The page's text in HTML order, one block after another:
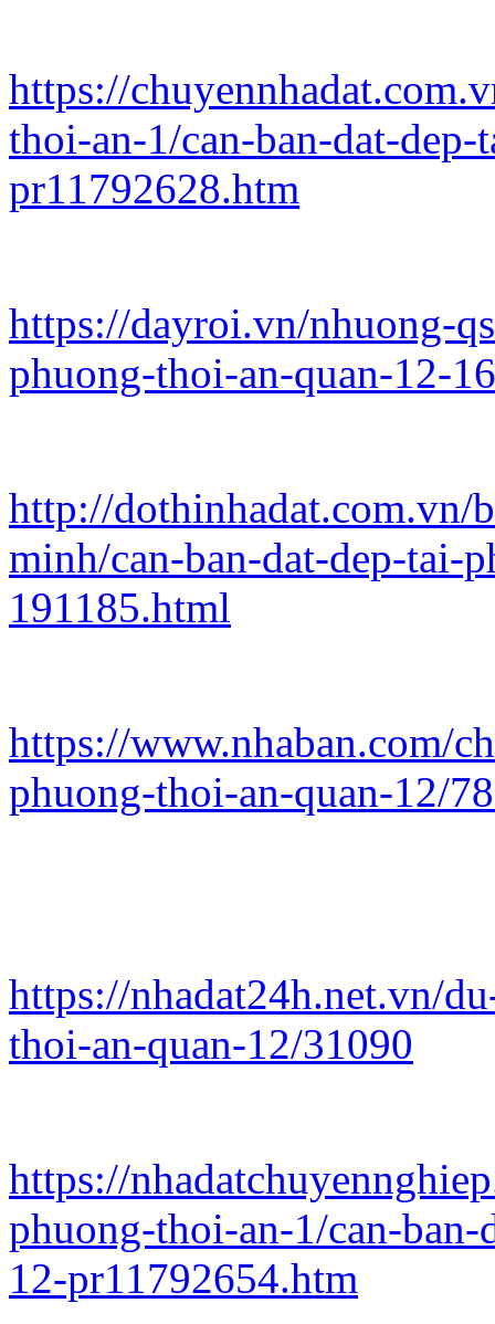
https://
thoi-an-1/can-ban-dat-
pr11792628.htm
https://dayroi.vn/nhuong-
phuong-thoi-an-quan-12-
http://dothinhadat.com.vn/
minh/can-ban-dat-dep-tai-
191185.html
https://www.nhaban.com/
phuong-thoi-an-quan-12/
https://nhadat24h.net.vn/
thoi-an-quan-12/31090
https://
phuong-thoi-an-1/can-
12-pr11792654.htm